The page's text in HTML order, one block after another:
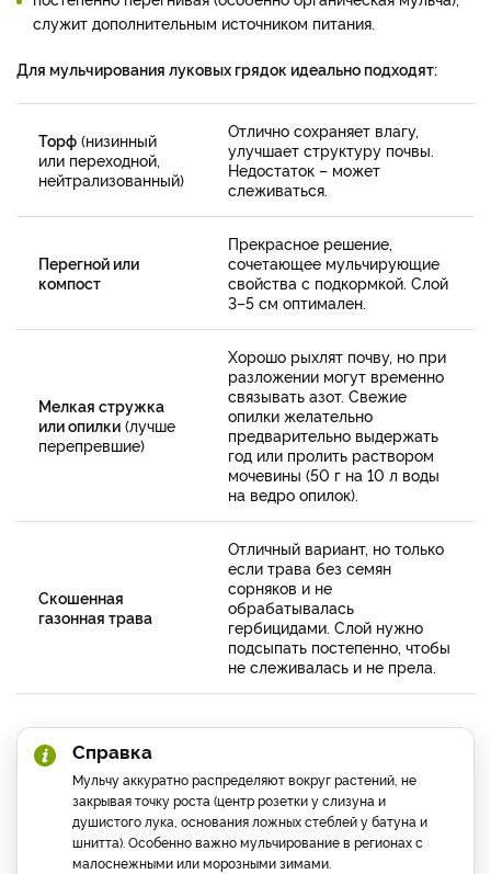
служит дополнительным источником питания.
Для мульчирования луковых грядок идеально подходят:
Торф (низинный
или переходной,
нейтрализованный)
Отлично сохраняет влагу,
улучшает структуру почвы.
Недостаток – может
слеживаться.
Перегной или
компост
Прекрасное решение,
сочетающее мульчирующие
свойства с подкормкой. Слой
3–5 см оптимален.
Мелкая стружка
или опилки (лучше
перепревшие)
Хорошо рыхлят почву, но при
разложении могут временно
связывать азот. Свежие
опилки желательно
предварительно выдержать
год или пролить раствором
мочевины (50 г на 10 л воды
на ведро опилок).
Скошенная
газонная трава
Отличный вариант, но только
если трава без семян
сорняков и не
обрабатывалась
гербицидами. Слой нужно
подсыпать постепенно, чтобы
не слеживалась и не прела.
Справка
Мульчу аккуратно распределяют вокруг растений, не
закрывая точку роста (центр розетки у слизуна и
душистого лука, основания ложных стеблей у батуна и
шнитта). Особенно важно мульчирование в регионах с
малоснежными или морозными зимами.